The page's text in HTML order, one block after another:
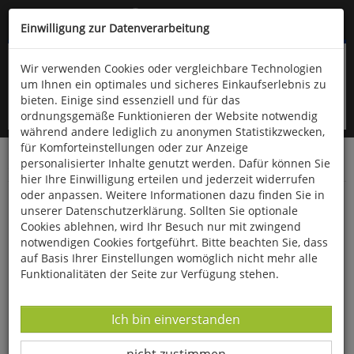
Kompletten Head der Seite überspringen
oder (06766) 9323-960
Startseite Bücher Geschichte Zeitgeschichte
In der Hölle tanzen
Einwilligung zur Datenverarbeitung
Wir verwenden Cookies oder vergleichbare Technologien
um Ihnen ein optimales und sicheres Einkaufserlebnis zu
bieten. Einige sind essenziell und für das
ordnungsgemäße Funktionieren der Website notwendig
während andere lediglich zu anonymen Statistikzwecken,
für Komforteinstellungen oder zur Anzeige
personalisierter Inhalte genutzt werden. Dafür können Sie
hier Ihre Einwilligung erteilen und jederzeit widerrufen
oder anpassen. Weitere Informationen dazu finden Sie in
unserer Datenschutzerklärung. Sollten Sie optionale
Cookies ablehnen, wird Ihr Besuch nur mit zwingend
notwendigen Cookies fortgeführt. Bitte beachten Sie, dass
auf Basis Ihrer Einstellungen womöglich nicht mehr alle
Funktionalitäten der Seite zur Verfügung stehen.
Datenverarbeitung -
Ich bin einverstanden